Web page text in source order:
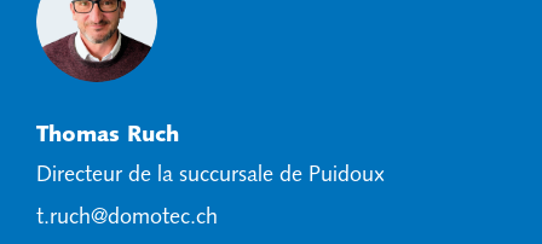
Thomas Ruch
Directeur de la succursale de Puidoux
t.ruch@domotec.ch